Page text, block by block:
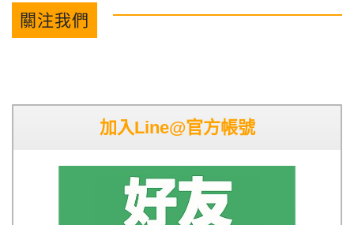
關注我們
加入Line@官方帳號